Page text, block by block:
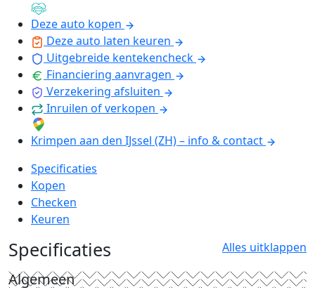
Deze auto kopen
Deze auto laten keuren
Uitgebreide kentekencheck
Financiering aanvragen
Verzekering afsluiten
Inruilen of verkopen
Krimpen aan den IJssel (ZH) – info & contact
Specificaties
Kopen
Checken
Keuren
Specificaties Alles uitklappen
Algemeen